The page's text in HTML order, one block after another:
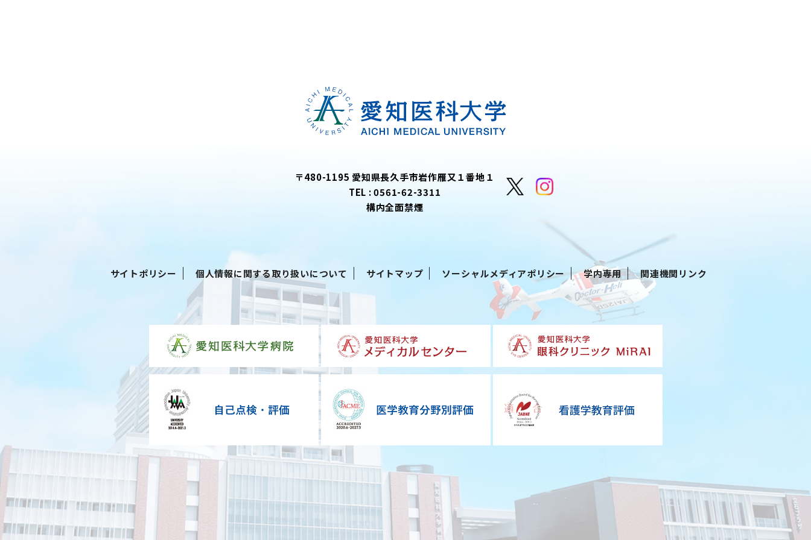
〒480-1195 愛知県長久手市岩作雁又１番地１
TEL :0561-62-3311
構内全面禁煙
サイトポリシー 個人情報に関する取り扱いについて サイトマップ ソーシャルメディアポリシー 学内専用 関連機関リンク